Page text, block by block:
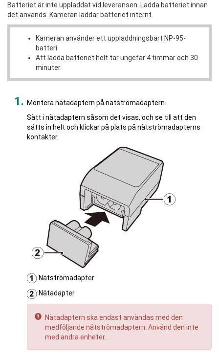
Batteriet är inte uppladdat vid leveransen. Ladda batteriet innan
det används. Kameran laddar batteriet internt.
Kameran använder ett uppladdningsbart NP-95-
batteri.
Att ladda batteriet helt tar ungefär 4 timmar och 30
minuter.
Montera nätadaptern på nätströmadaptern.
Sätt i nätadaptern såsom det visas, och se till att den
sätts in helt och klickar på plats på nätströmadapterns
kontakter.
Nätströmadapter
Nätadapter
Nätadaptern ska endast användas med den
medföljande nätströmadaptern. Använd den inte
med andra enheter.